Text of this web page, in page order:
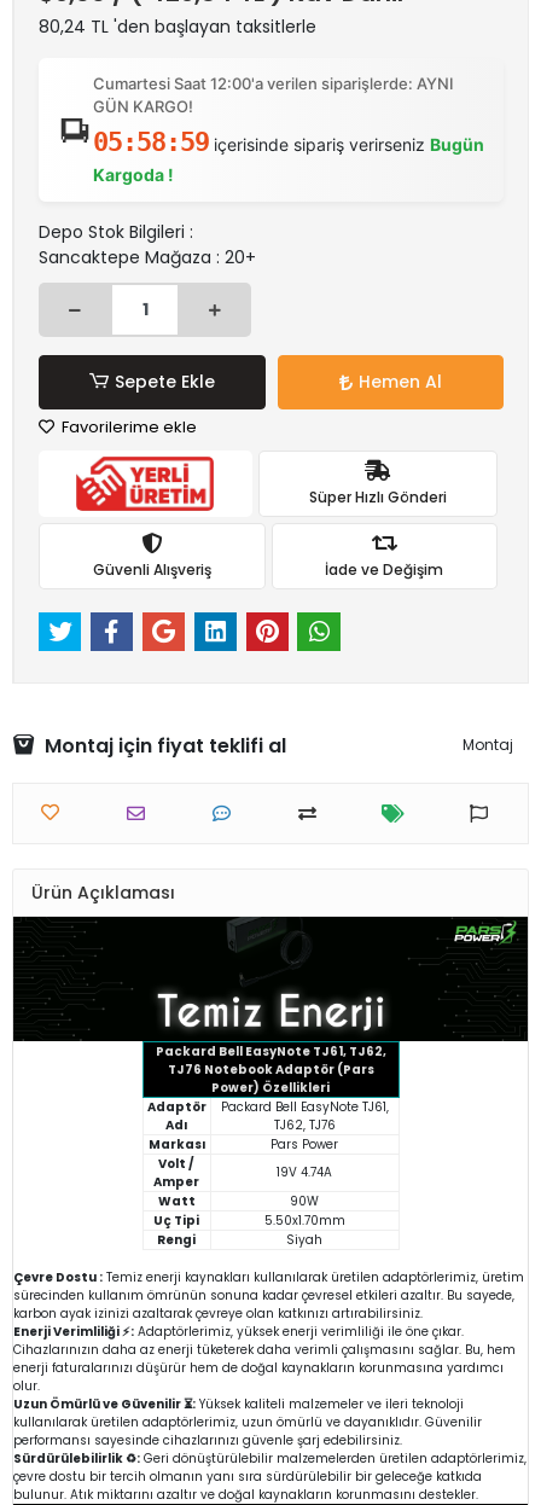
80,24 TL 'den başlayan taksitlerle
Cumartesi Saat 12:00'a verilen siparişlerde: AYNI
GÜN KARGO!
05:58:59içerisinde sipariş verirseniz Bugün
Kargoda !
Depo Stok Bilgileri :
Sancaktepe Mağaza : 20+
Sepete Ekle Hemen Al
Favorilerime ekle
Süper Hızlı Gönderi
Güvenli Alışveriş İade ve Değişim
Montaj için fiyat teklifi al Montaj
Ürün Açıklaması
Packard Bell EasyNote TJ61, TJ62,
TJ76 Notebook Adaptör (Pars
Power) Özellikleri
Adaptör
Adı
Packard Bell EasyNote TJ61,
TJ62, TJ76
Markası
Pars Power
Volt /
Amper
19V 4.74A
Watt
90W
Uç Tipi
5.50x1.70mm
Rengi
Siyah
Çevre Dostu : Temiz enerji kaynakları kullanılarak üretilen adaptörlerimiz, üretim
sürecinden kullanım ömrünün sonuna kadar çevresel etkileri azaltır. Bu sayede,
karbon ayak izinizi azaltarak çevreye olan katkınızı artırabilirsiniz.
Enerji Verimliliği ⚡: Adaptörlerimiz, yüksek enerji verimliliği ile öne çıkar.
Cihazlarınızın daha az enerji tüketerek daha verimli çalışmasını sağlar. Bu, hem
enerji faturalarınızı düşürür hem de doğal kaynakların korunmasına yardımcı
olur.
Uzun Ömürlü ve Güvenilir ⏳: Yüksek kaliteli malzemeler ve ileri teknoloji
kullanılarak üretilen adaptörlerimiz, uzun ömürlü ve dayanıklıdır. Güvenilir
performansı sayesinde cihazlarınızı güvenle şarj edebilirsiniz.
Sürdürülebilirlik ♻️: Geri dönüştürülebilir malzemelerden üretilen adaptörlerimiz,
çevre dostu bir tercih olmanın yanı sıra sürdürülebilir bir geleceğe katkıda
bulunur. Atık miktarını azaltır ve doğal kaynakların korunmasını destekler.